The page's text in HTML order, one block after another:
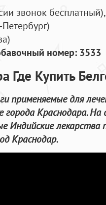
звонок бесплатный),
номер: 3533
Где Купить
применяемые для
города Краснодара.
Индийские
Краснодар.